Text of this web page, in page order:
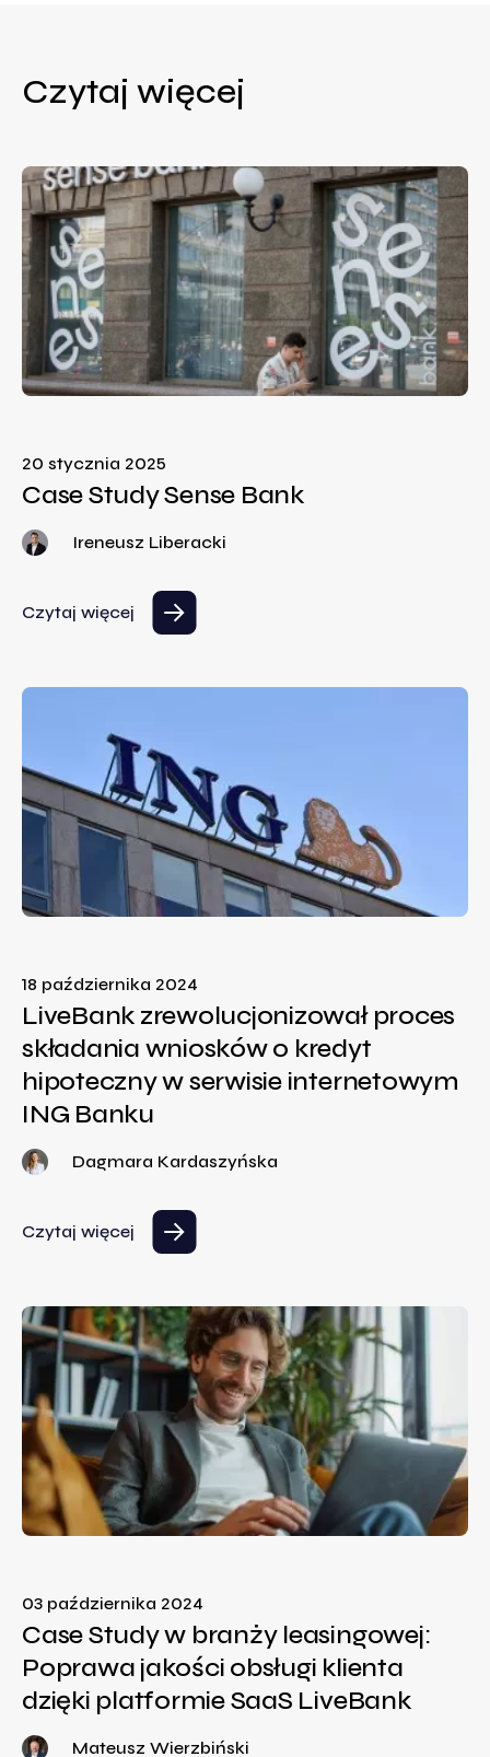
Czytaj więcej
20 stycznia 2025
Case Study Sense Bank
Ireneusz Liberacki
Czytaj więcej
18 października 2024
LiveBank zrewolucjonizował proces
składania wniosków o kredyt
hipoteczny w serwisie internetowym
ING Banku
Dagmara Kardaszyńska
Czytaj więcej
03 października 2024
Case Study w branży leasingowej:
Poprawa jakości obsługi klienta
dzięki platformie SaaS LiveBank
Mateusz Wierzbiński